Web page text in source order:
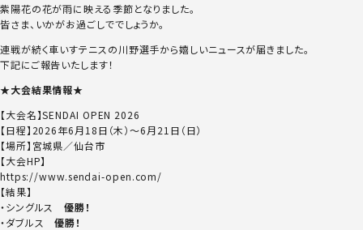
紫陽花の花が雨に映える季節となりました。
皆さま、いかがお過ごしででしょうか。
連戦が続く車いすテニスの川野選手から嬉しいニュースが届きました。
下記にご報告いたします！
★大会結果情報★
【大会名】SENDAI OPEN 2026
【日程】2026年6月18日（木）～6月21日（日）
【場所】宮城県／仙台市
【大会HP】
https://www.sendai-open.com/
【結果】
・シングルス優勝！
・ダブルス優勝！